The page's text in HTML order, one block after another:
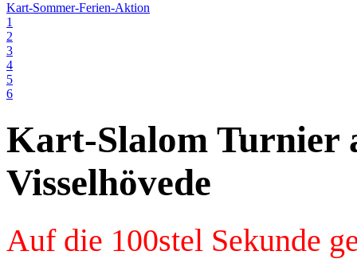
Kart-Sommer-Ferien-Aktion
1
2
3
4
5
6
Kart-Slalom Turnier
Visselhövede
Auf die 100stel Sekunde